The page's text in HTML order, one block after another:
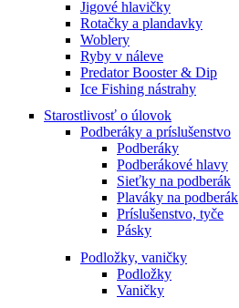
Jigové hlavičky
Rotačky a plandavky
Woblery
Ryby v náleve
Predator Booster & Dip
Ice Fishing nástrahy
Starostlivosť o úlovok
Podberáky a príslušenstvo
Podberáky
Podberákové hlavy
Sieťky na podberák
Plaváky na podberák
Príslušenstvo, tyče
Pásky
Podložky, vaničky
Podložky
Vaničky